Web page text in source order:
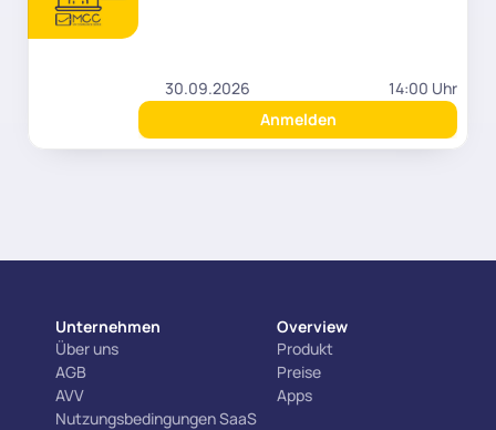
30.09.2026
14:00 Uhr
Anmelden
Unternehmen
Über uns
AGB
AVV
Nutzungsbedingungen SaaS
Overview
Produkt
Preise
Apps